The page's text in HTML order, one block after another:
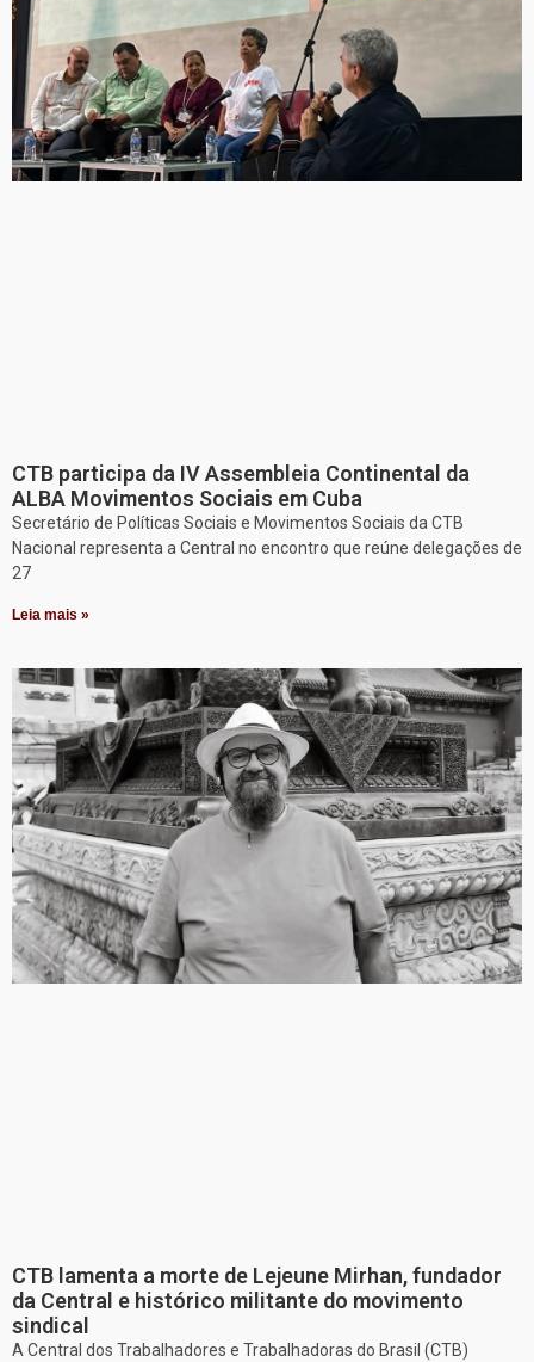
CTB participa da IV Assembleia Continental da
ALBA Movimentos Sociais em Cuba
Secretário de Políticas Sociais e Movimentos Sociais da CTB
Nacional representa a Central no encontro que reúne delegações de
27
Leia mais »
CTB lamenta a morte de Lejeune Mirhan, fundador
da Central e histórico militante do movimento
sindical
A Central dos Trabalhadores e Trabalhadoras do Brasil (CTB)